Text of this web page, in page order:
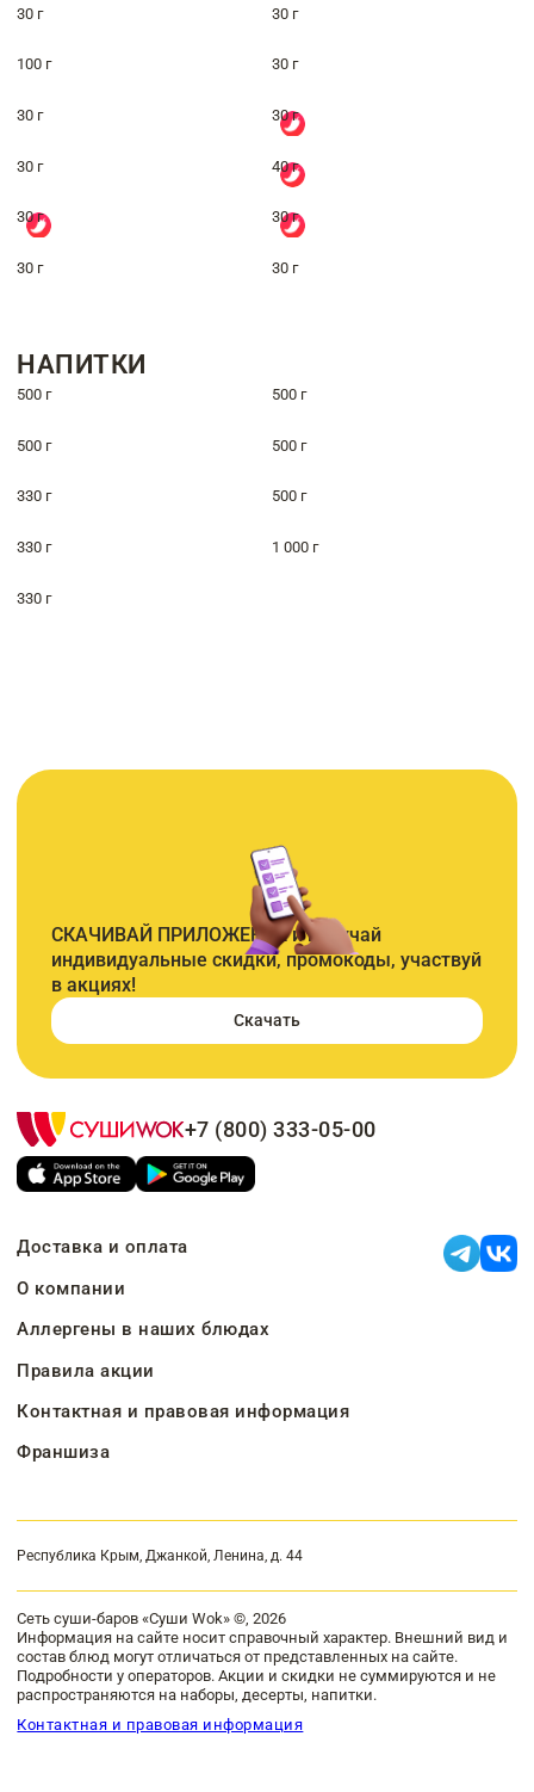
30 г 30 г
100 г 30 г
30 г 30 г
30 г 40 г
30 г 30 г
30 г 30 г
НАПИТКИ
500 г 500 г
500 г 500 г
330 г 500 г
330 г 1 000 г
330 г
СКАЧИВАЙ ПРИЛОЖЕНИЕ и получай
индивидуальные скидки, промокоды, участвуй
в акциях!
Скачать
+7 (800) 333-05-00
Доставка и оплата
О компании
Аллергены в наших блюдах
Правила акции
Контактная и правовая информация
Франшиза
Республика Крым, Джанкой, Ленина, д. 44
Сеть суши-баров «Суши Wok» ©, 2026
Информация на сайте носит справочный характер. Внешний вид и
состав блюд могут отличаться от представленных на сайте.
Подробности у операторов. Акции и скидки не суммируются и не
распространяются на наборы, десерты, напитки.
Контактная и правовая информация